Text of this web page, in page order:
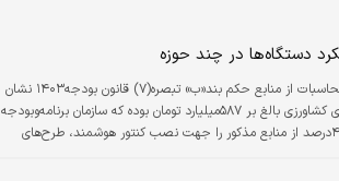
دستگاه‌ها در چند حوزه
دیوان محاسبات کشور: بررسی‌های دیوان محاسبات از منابع حکم بند«ب» تبصره(۷) قانون بودجه۱۴۰۳ نشان
می‌دهد که اخذ عوارض و جریمه‌ از چاه‌های کشاورزی بالغ بر ۵۸۷‌میلیارد تومان بوده که سازمان برنامه‌وبودجه
کشور صرفا مبلغ ۲۵۹‌میلیاردتومان یعنی ۴۴درصد از منابع مذکور را جهت نصب کنتور هوشمند، طرح‌های